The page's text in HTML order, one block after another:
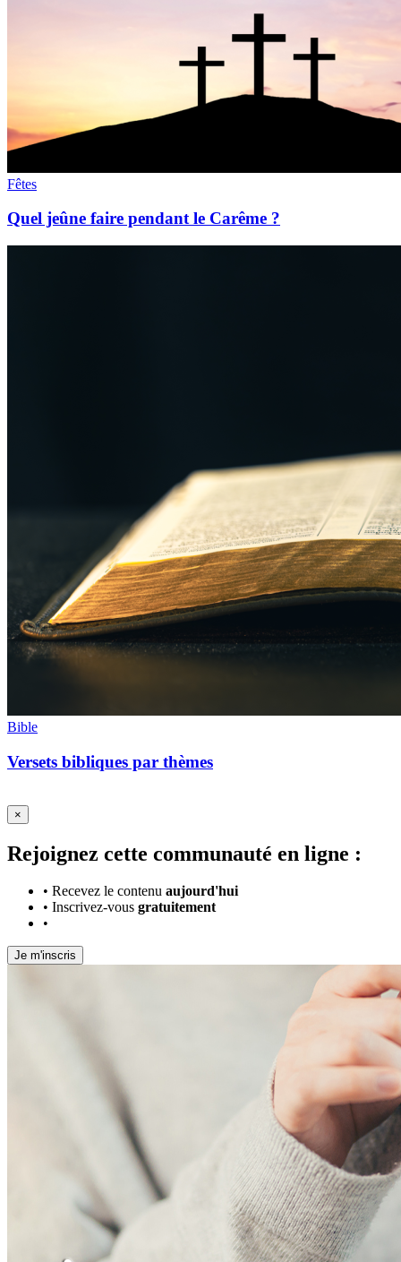
Fêtes
Quel jeûne faire pendant le Carême ?
Bible
Versets bibliques par thèmes
×
Rejoignez cette communauté en ligne :
• Recevez le contenu aujourd'hui
• Inscrivez-vous gratuitement
•
Je m'inscris